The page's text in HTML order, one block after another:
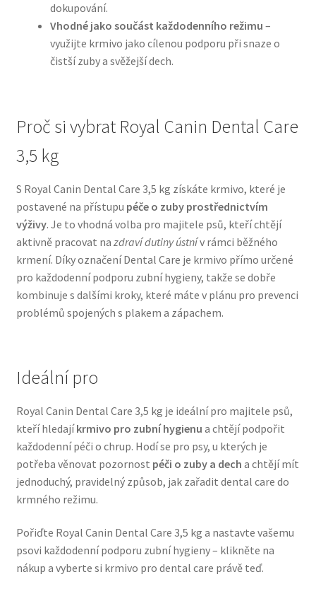
Hill’s pro psy
Hračky pro psy
N&D Farmina pro psy — Italské holistic krmivo
Oblečky pro psy
Pamlsky pro psy
Pelíšky pro psy
Ortopedické pelíšky
Přepravky pro psy
Veterinární dieta pro psy
Vodítka a obojky
Wolf of Wilderness
dokupování.
Vhodné jako součást každodenního režimu –
využijte krmivo jako cílenou podporu při snaze o
čistší zuby a svěžejší dech.
Proč si vybrat Royal Canin Dental Care
3,5 kg
S Royal Canin Dental Care 3,5 kg získáte krmivo, které je
postavené na přístupu péče o zuby prostřednictvím
výživy. Je to vhodná volba pro majitele psů, kteří chtějí
aktivně pracovat na zdraví dutiny ústnív rámci běžného
krmení. Díky označení Dental Care je krmivo přímo určené
pro každodenní podporu zubní hygieny, takže se dobře
kombinuje s dalšími kroky, které máte v plánu pro prevenci
problémů spojených s plakem a zápachem.
Ideální pro
Royal Canin Dental Care 3,5 kg je ideální pro majitele psů,
kteří hledajíkrmivo pro zubní hygienu a chtějí podpořit
každodenní péči o chrup. Hodí se pro psy, u kterých je
potřeba věnovat pozornost péči o zuby a dech a chtějí mít
jednoduchý, pravidelný způsob, jak zařadit dental care do
krmného režimu.
Pořiďte Royal Canin Dental Care 3,5 kg a nastavte vašemu
psovi každodenní podporu zubní hygieny – klikněte na
nákup a vyberte si krmivo pro dental care právě teď.